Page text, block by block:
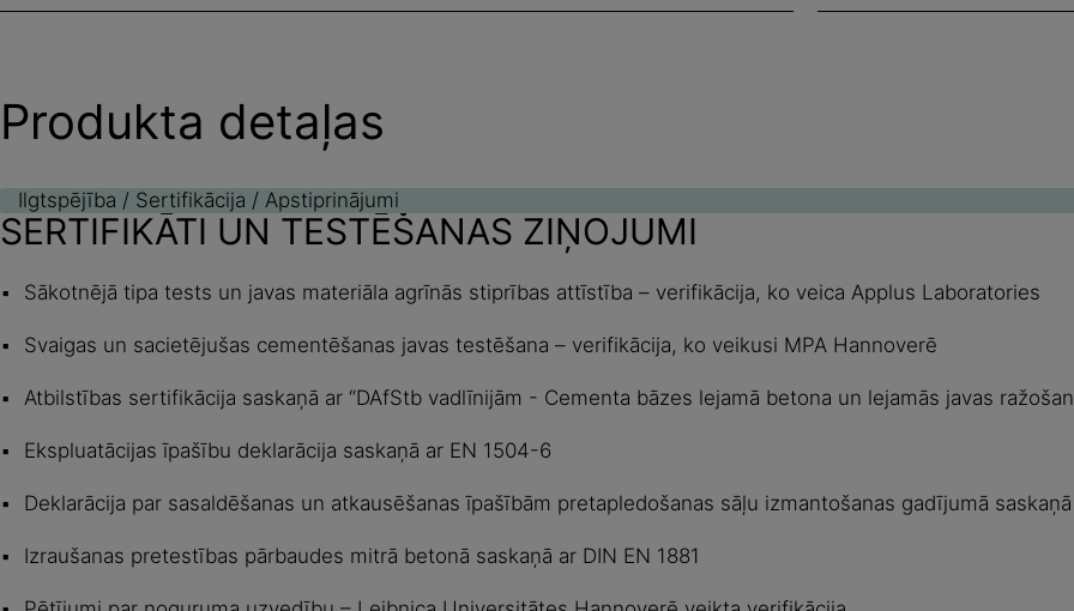
Produkta detaļas
Ilgtspējība / Sertifikācija / Apstiprinājumi
SERTIFIKĀTI UN TESTĒŠANAS ZIŅOJUMI
Sākotnējā tipa tests un javas materiāla agrīnās stiprības attīstība – verifikācija, ko veica Applus Laboratories
Svaigas un sacietējušas cementēšanas javas testēšana – verifikācija, ko veikusi MPA Hannoverē
Atbilstības sertifikācija saskaņā ar “DAfStb vadlīnijām - Cementa bāzes lejamā betona un lejamās javas
Ekspluatācijas īpašību deklarācija saskaņā ar EN 1504-6
Deklarācija par sasaldēšanas un atkausēšanas īpašībām pretapledošanas sāļu izmantošanas gadījumā
Izraušanas pretestības pārbaudes mitrā betonā saskaņā ar DIN EN 1881